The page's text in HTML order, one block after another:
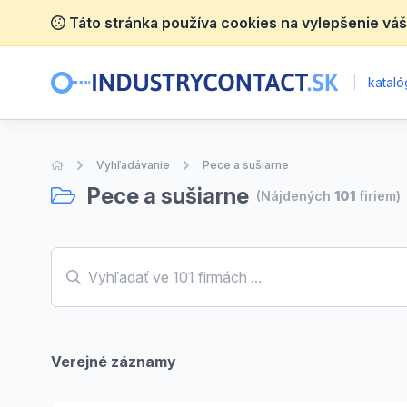
Táto stránka používa cookies na vylepšenie
Úvodná stránka
Vyhľadávanie Pece a sušiarne
Pece a sušiarne (Nájdených 101 firiem)
Verejné záznamy